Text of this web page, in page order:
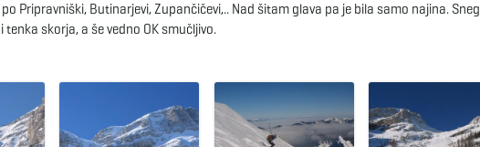
Pripravniški, Butinarjevi, Zupančičevi,.. Nad šitam glava pa je bila samo najina. Sneg
skorja, a še vedno OK smučljivo.